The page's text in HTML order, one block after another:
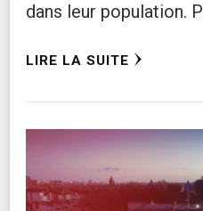
dans leur population.
LIRE LA SUITE